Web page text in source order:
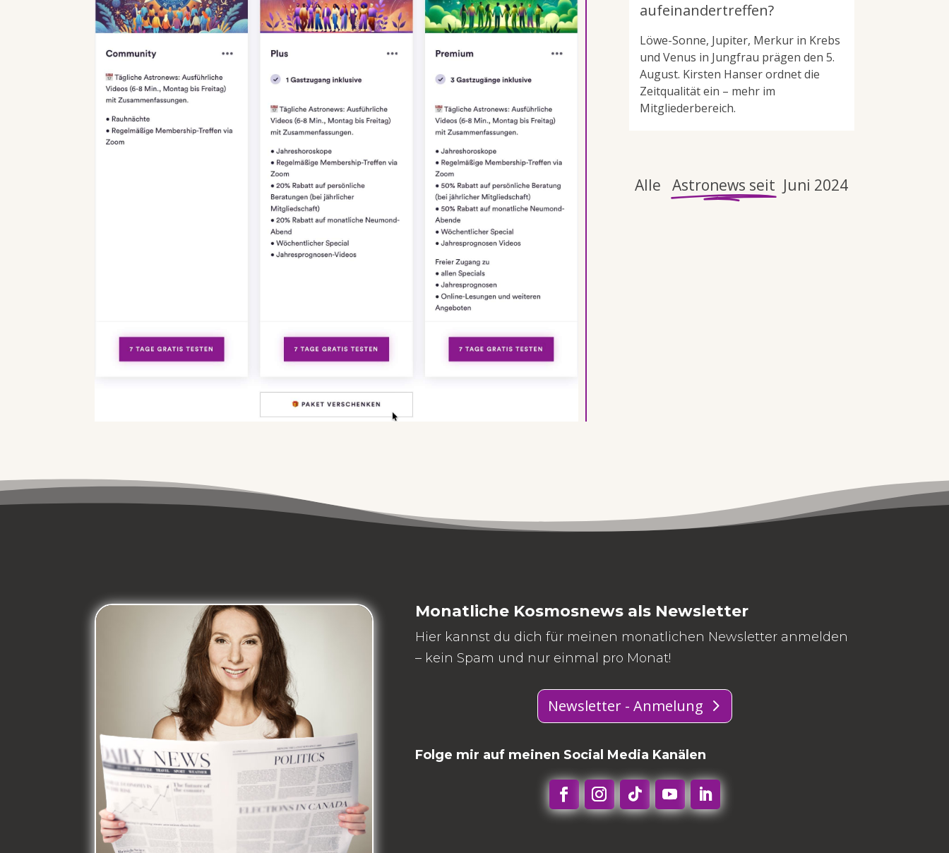
aufeinandertreffen?
Löwe-Sonne, Jupiter, Merkur in Krebs
und Venus in Jungfrau prägen den 5.
August. Kirsten Hanser ordnet die
Zeitqualität ein – mehr im
Mitgliederbereich.
Alle Astronews seit Juni 2024
Monatliche Kosmosnews als Newsletter
Hier kannst du dich für meinen monatlichen Newsletter anmelden
– kein Spam und nur einmal pro Monat!
Newsletter - Anmelung
Folge mir auf meinen Social Media Kanälen